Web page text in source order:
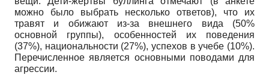
можно было выбрать несколько ответов), что их
травят и обижают из-за внешнего вида (50%
основной группы), особенностей их поведения
(37%), национальности (27%), успехов в учебе (10%).
Перечисленное является основными поводами для
агрессии.